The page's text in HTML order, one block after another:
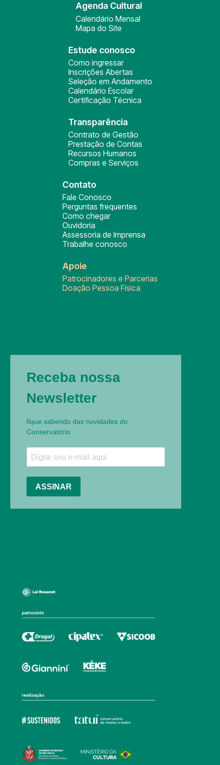
Agenda Cultural
Calendário Mensal
Mapa do Site
Estude conosco
Como ingressar
Inscrições Abertas
Seleção em Andamento
Calendário Escolar
Certificação Técnica
Transparência
Contrato de Gestão
Prestação de Contas
Recursos Humanos
Compras e Serviços
Contato
Fale Conosco
Perguntas frequentes
Como chegar
Ouvidoria
Assessoria de Imprensa
Trabalhe conosco
Apoie
Patrocinadores e Parcerias
Doação Pessoa Física